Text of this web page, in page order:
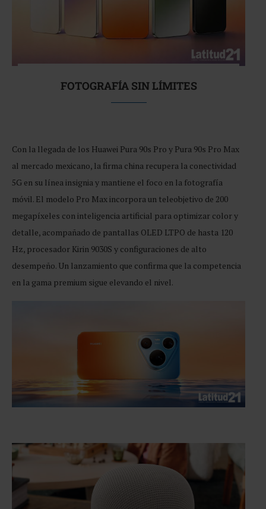
FOTOGRAFÍA SIN LÍMITES
Con la llegada de los Huawei Pura 90s Pro y Pura 90s Pro Max
al mercado mexicano, la firma china recupera la conectividad
5G en su línea insignia y mantiene el foco en la fotografía
móvil. El modelo Pro Max incorpora un teleobjetivo de 200
megapíxeles con inteligencia artificial para optimizar color y
detalle, acompañado de pantallas OLED LTPO de hasta 120
Hz, procesador Kirin 9030S y configuraciones de alto
desempeño. Un lanzamiento que confirma que la competencia
en la gama premium sigue elevando el nivel.